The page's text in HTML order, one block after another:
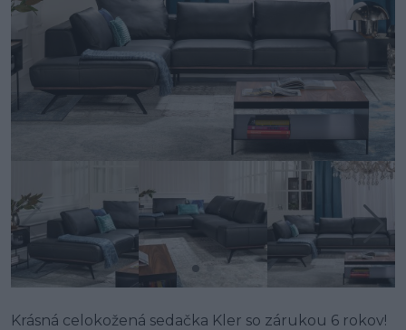
Krásná celokožená sedačka Kler so zárukou 6 rokov!